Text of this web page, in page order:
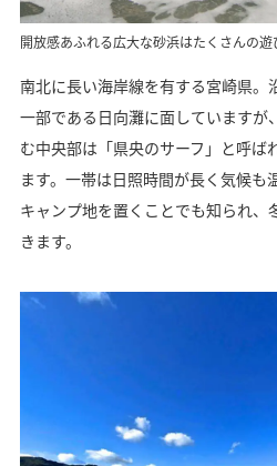
開放感あふれる広大な砂浜はたくさんの遊
南北に長い海岸線を有する宮崎県。
一部である日向灘に面していますが
む中央部は「県央のサーフ」と呼ば
ます。一帯は日照時間が長く気候も
キャンプ地を置くことでも知られ、
きます。